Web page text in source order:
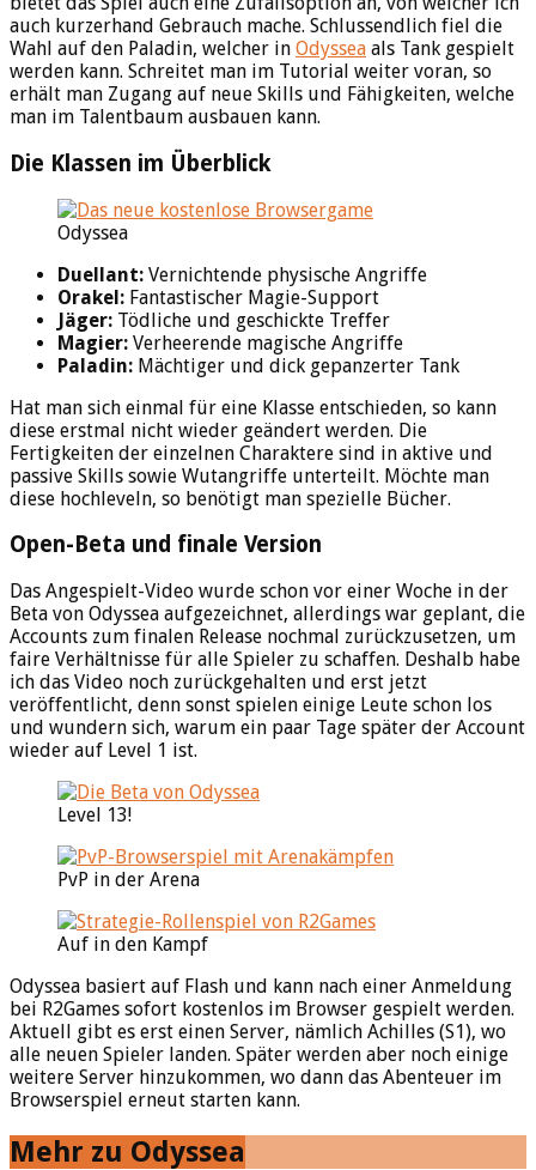
auch kurzerhand Gebrauch mache. Schlussendlich fiel die
Wahl auf den Paladin, welcher in Odyssea als Tank gespielt
werden kann. Schreitet man im Tutorial weiter voran, so
erhält man Zugang auf neue Skills und Fähigkeiten, welche
man im Talentbaum ausbauen kann.
Die Klassen im Überblick
Odyssea
Duellant: Vernichtende physische Angriffe
Orakel: Fantastischer Magie-Support
Jäger: Tödliche und geschickte Treffer
Magier: Verheerende magische Angriffe
Paladin: Mächtiger und dick gepanzerter Tank
Hat man sich einmal für eine Klasse entschieden, so kann
diese erstmal nicht wieder geändert werden. Die
Fertigkeiten der einzelnen Charaktere sind in aktive und
passive Skills sowie Wutangriffe unterteilt. Möchte man
diese hochleveln, so benötigt man spezielle Bücher.
Open-Beta und finale Version
Das Angespielt-Video wurde schon vor einer Woche in der
Beta von Odyssea aufgezeichnet, allerdings war geplant, die
Accounts zum finalen Release nochmal zurückzusetzen, um
faire Verhältnisse für alle Spieler zu schaffen. Deshalb habe
ich das Video noch zurückgehalten und erst jetzt
veröffentlicht, denn sonst spielen einige Leute schon los
und wundern sich, warum ein paar Tage später der Account
wieder auf Level 1 ist.
Level 13!
PvP in der Arena
Auf in den Kampf
Odyssea basiert auf Flash und kann nach einer Anmeldung
bei R2Games sofort kostenlos im Browser gespielt werden.
Aktuell gibt es erst einen Server, nämlich Achilles (S1), wo
alle neuen Spieler landen. Später werden aber noch einige
weitere Server hinzukommen, wo dann das Abenteuer im
Browserspiel erneut starten kann.
Mehr zu Odyssea